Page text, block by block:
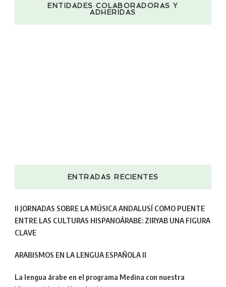
ENTIDADES COLABORADORAS Y
ADHERIDAS
ENTRADAS RECIENTES
II JORNADAS SOBRE LA MÚSICA ANDALUSÍ COMO PUENTE
ENTRE LAS CULTURAS HISPANOÁRABE: ZIRYAB UNA FIGURA
CLAVE
ARABISMOS EN LA LENGUA ESPAÑOLA II
La lengua árabe en el programa Medina con nuestra